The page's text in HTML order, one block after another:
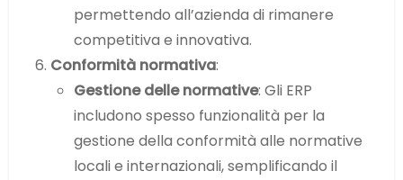
permettendo all’azienda di rimanere
competitiva e innovativa.
Conformità normativa:
Gestione delle normative: Gli ERP
includono spesso funzionalità per la
gestione della conformità alle normative
locali e internazionali, semplificando il